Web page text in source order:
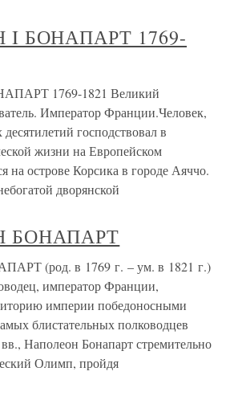
БОНАПАРТ 1769-
1769-1821 Великий
Император Франции.Человек,
господствовал в
жизни на Европейском
на острове Корсика в городе Аяччо.
дворянской
БОНАПАРТ
(род. в 1769 г. – ум. в 1821 г.)
император Франции,
империи победоносными
блистательных полководцев
Наполеон Бонапарт стремительно
Олимп, пройдя